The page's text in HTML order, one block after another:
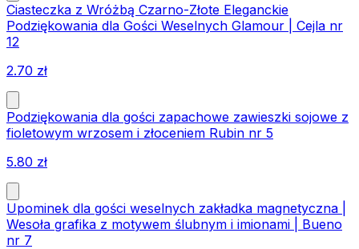
Ciasteczka z Wróżbą Czarno-Złote Eleganckie
Podziękowania dla Gości Weselnych Glamour | Cejla nr
12
2.70 zł
Podziękowania dla gości zapachowe zawieszki sojowe z
fioletowym wrzosem i złoceniem Rubin nr 5
5.80 zł
Upominek dla gości weselnych zakładka magnetyczna |
Wesoła grafika z motywem ślubnym i imionami | Bueno
nr 7